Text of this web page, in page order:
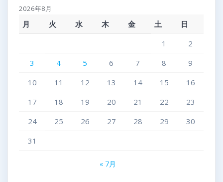
2026年8月
月 火 水 木 金 土
日
1
2
3
4 5 6 7 8
9
10
11 12 13 14 15
16
17
18 19 20 21 22
23
24
25 26 27 28 29
30
31
« 7月